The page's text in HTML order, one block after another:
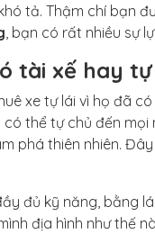
tả. Thậm chí bạn
, bạn có rất nhiều sự
tài xế hay tự
xe tự lái vì họ đã
thể tự chủ đến mọi
phá thiên nhiên.
đủ kỹ năng, bằng
địa hình như thế